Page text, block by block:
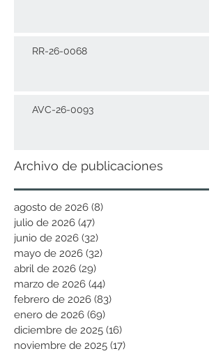
RR-26-0068
AVC-26-0093
Archivo de publicaciones
agosto de 2026 (8)
julio de 2026 (47)
junio de 2026 (32)
mayo de 2026 (32)
abril de 2026 (29)
marzo de 2026 (44)
febrero de 2026 (83)
enero de 2026 (69)
diciembre de 2025 (16)
noviembre de 2025 (17)